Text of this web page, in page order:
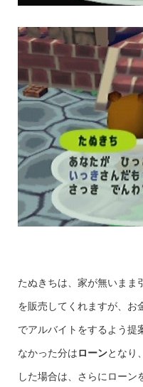
たぬきちは、家が無いまま
を販売してくれますが、お
でアルバイトをするよう提
なかった分はローンとなり
した場合は、さらにローン